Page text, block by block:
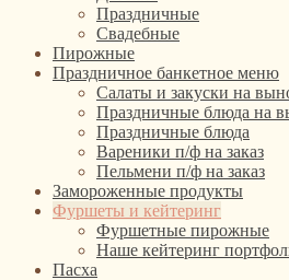
Праздничные
Свадебные
Пирожные
Праздничное банкетное меню
Салаты и закуски на
Праздничные блюда на
Праздничные блюда
Вареники п/ф на заказ
Пельмени п/ф на заказ
Замороженные продукты
Фуршеты и кейтеринг
Фуршетные пирожные
Наше кейтеринг
Пасха